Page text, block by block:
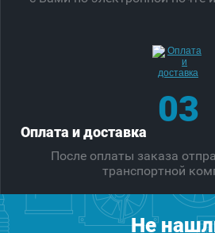
03
Оплата и доставка
После оплаты заказа
транспортной
Не